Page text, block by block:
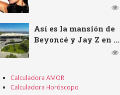
Así es la mansión de
Beyoncé y Jay Z en ...
Calculadora AMOR
Calculadora Horóscopo